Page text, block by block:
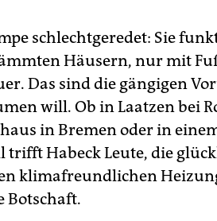
schlechtgeredet: Sie
Häusern, nur mit
Das sind die gängigen
will. Ob in Laatzen bei
in Bremen oder in
trifft Habeck Leute, die
klimafreundlichen
Botschaft.